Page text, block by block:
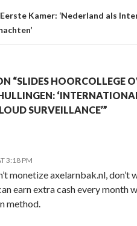
Eerste Kamer: ‘Nederland als
“SLIDES HOORCOLLEGE
SURVEILLANCE’”
3:18 PM
monetize axelarnbak.nl, don’t
earn extra cash every month
method.